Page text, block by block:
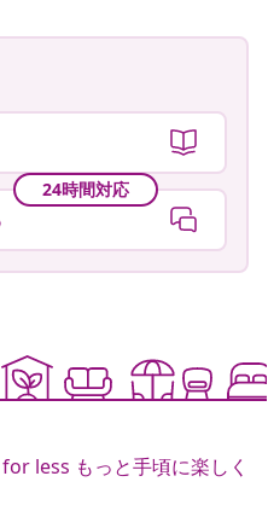
24時間対応
less もっと手頃に楽しく